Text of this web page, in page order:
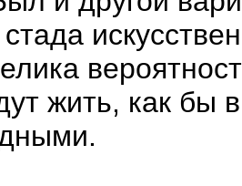
жить, как бы